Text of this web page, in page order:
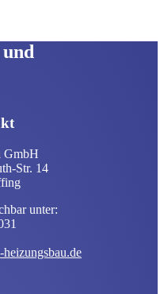
GmbH
Str. 14
unter: